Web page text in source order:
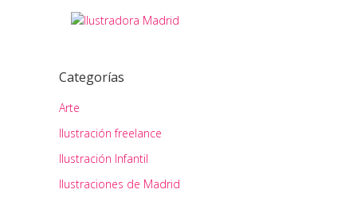
Categorías
Arte
Ilustración freelance
Ilustración Infantil
Ilustraciones de Madrid